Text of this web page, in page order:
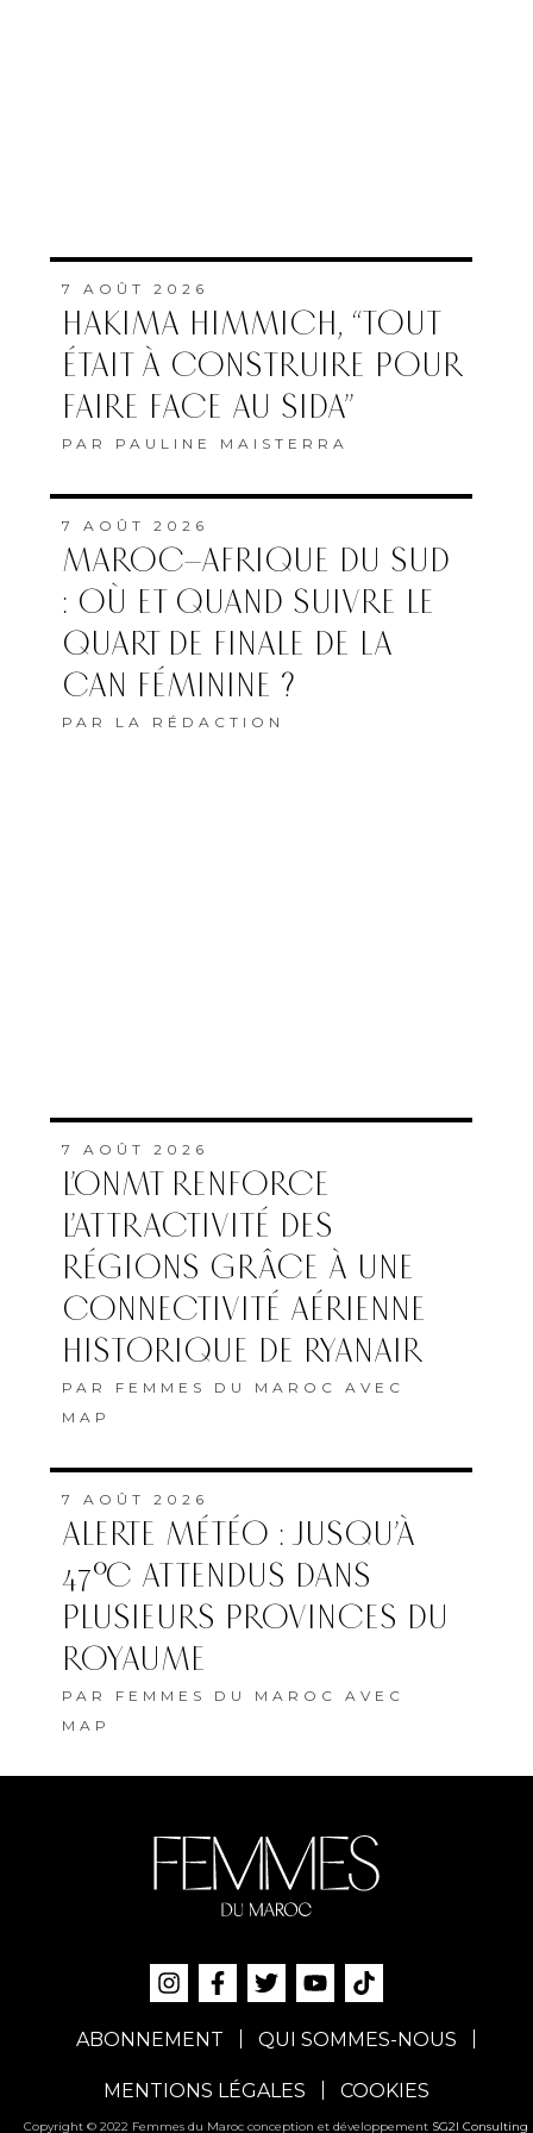
7 AOÛT 2026
HAKIMA HIMMICH, “TOUT
ÉTAIT À CONSTRUIRE POUR
FAIRE FACE AU SIDA”
PAR PAULINE MAISTERRA
7 AOÛT 2026
MAROC–AFRIQUE DU SUD
: OÙ ET QUAND SUIVRE LE
QUART DE FINALE DE LA
CAN FÉMININE ?
PAR LA RÉDACTION
7 AOÛT 2026
L’ONMT RENFORCE
L’ATTRACTIVITÉ DES
RÉGIONS GRÂCE À UNE
CONNECTIVITÉ AÉRIENNE
HISTORIQUE DE RYANAIR
PAR FEMMES DU MAROC AVEC
MAP
7 AOÛT 2026
ALERTE MÉTÉO : JUSQU’À
47°C ATTENDUS DANS
PLUSIEURS PROVINCES DU
ROYAUME
PAR FEMMES DU MAROC AVEC
MAP
ABONNEMENT QUI SOMMES-NOUS
MENTIONS LÉGALES COOKIES
Copyright © 2022 Femmes du Maroc conception et développement SG2I Consulting